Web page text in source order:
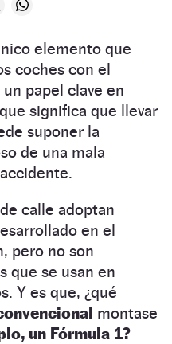
elemento que
coches con el
papel clave en
significa que llevar
suponer la
de una mala
calle adoptan
en el
pero no son
que se usan en
Y es que, ¿qué
montase
un Fórmula 1?